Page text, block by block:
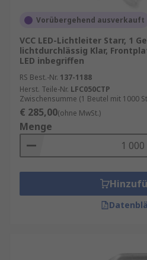
größere Entfernungen an den
zu bringen. Starre LED-
Hartkunststoff gefertigt und
kürzeren Abständen
Richtung oder im 90°-Winkel
Die Wahl der richtigen LED
Um die maximale
eineLED
passend zu einer
LED-Stilen bestimmen auch
die Anforderungen an die
LED Licht-Leiter für Ihr
Vorübergehend ausverkauft
VCC LED-Lichtleiter Starr, 1
lichtdurchlässig Klar,
LED inbegriffen
RS Best.-Nr. 137-1188
Herst. Teile-Nr. LFC050CTP
Zwischensumme (1 Beutel mit 1000
€ 285,00(ohne MwSt.)
Menge